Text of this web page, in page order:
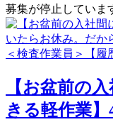
募集が停止していま
【お盆前の
きる軽作業